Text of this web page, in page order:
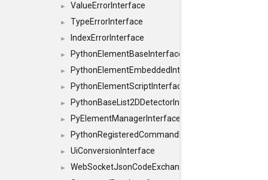
► ValueErrorInterface
► TypeErrorInterface
► IndexErrorInterface
► PythonElementBaseInterface
► PythonElementEmbeddedInterface
► PythonElementScriptInterface
► PythonBaseList2DDetectorInterface
► PyElementManagerInterface
► PythonRegisteredCommandIdsInterface
► UiConversionInterface
► WebSocketJsonCodeExchangerInterface